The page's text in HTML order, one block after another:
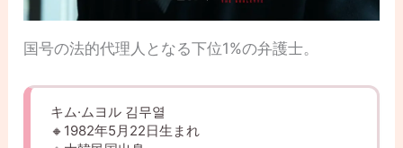
国号の法的代理人となる下位1%の弁護士。
キム·ムヨル 김무열
🔸1982年5月22日生まれ